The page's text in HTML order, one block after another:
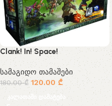
Clank! In! Space!
სამაგიდო თამაშები
180.00₾ 120.00 ₾
კალათაში დამატება